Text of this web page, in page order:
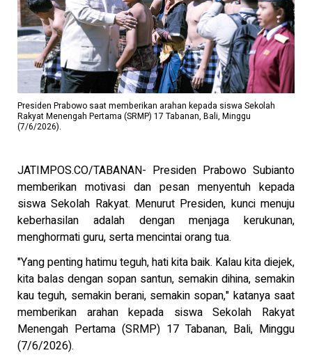
Presiden Prabowo saat memberikan arahan kepada siswa Sekolah
Rakyat Menengah Pertama (SRMP) 17 Tabanan, Bali, Minggu
(7/6/2026).
JATIMPOS.CO/TABANAN- Presiden Prabowo Subianto
memberikan motivasi dan pesan menyentuh kepada
siswa Sekolah Rakyat. Menurut Presiden, kunci menuju
keberhasilan adalah dengan menjaga kerukunan,
menghormati guru, serta mencintai orang tua.
"Yang penting hatimu teguh, hati kita baik. Kalau kita diejek,
kita balas dengan sopan santun, semakin dihina, semakin
kau teguh, semakin berani, semakin sopan," katanya saat
memberikan arahan kepada siswa Sekolah Rakyat
Menengah Pertama (SRMP) 17 Tabanan, Bali, Minggu
(7/6/2026).